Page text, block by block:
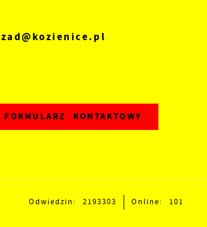
FORMULARZ KONTAKTOWY
Odwiedzin: 2193303 Online: 101